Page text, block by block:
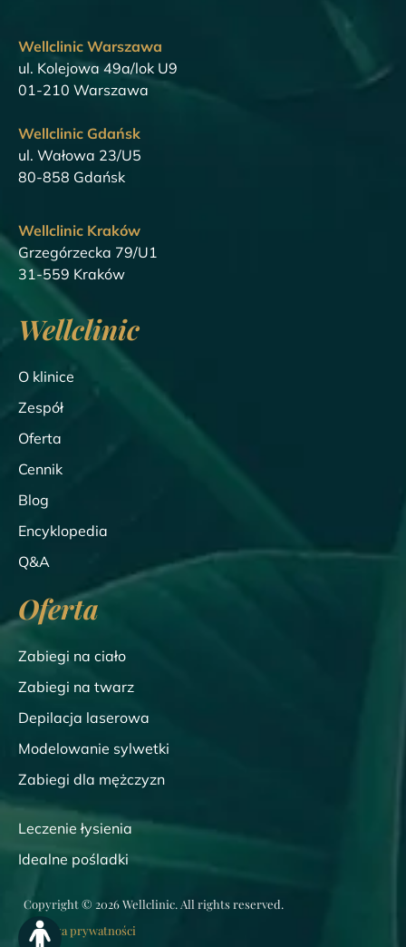
Wellclinic Warszawa
ul. Kolejowa 49a/lok U9
01-210 Warszawa
Wellclinic Gdańsk
ul. Wałowa 23/U5
80-858 Gdańsk
Wellclinic Kraków
Grzegórzecka 79/U1
31-559 Kraków
Wellclinic
O klinice
Zespół
Oferta
Cennik
Blog
Encyklopedia
Q&A
Oferta
Zabiegi na ciało
Zabiegi na twarz
Depilacja laserowa
Modelowanie sylwetki
Zabiegi dla mężczyzn
Leczenie łysienia
Idealne pośladki
Copyright © 2026 Wellclinic. All rights reserved.
Polityka prywatności